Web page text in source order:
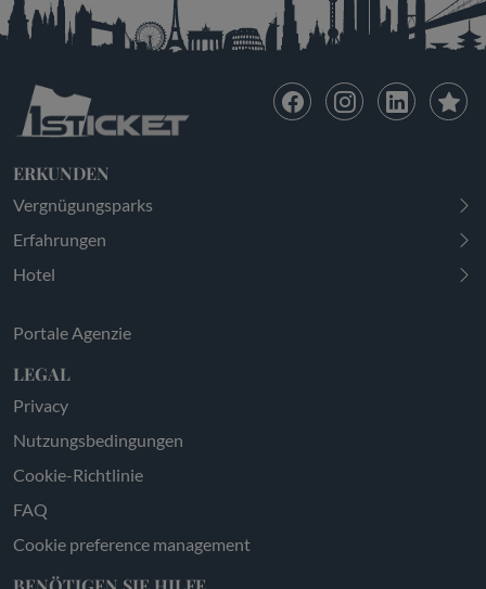
ERKUNDEN
Vergnügungsparks
Erfahrungen
Hotel
Portale Agenzie
LEGAL
Privacy
Nutzungsbedingungen
Cookie-Richtlinie
FAQ
Cookie preference management